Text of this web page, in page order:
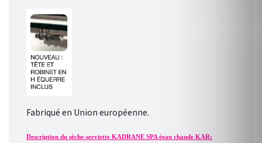
Fabriqué en Union européenne.
Description du sèche-serviette KADRANE SPA éeau chaude KAR: